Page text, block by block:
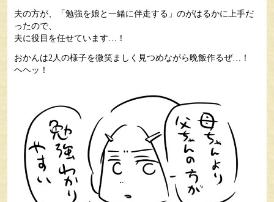
夫の方が、「勉強を娘と一緒に伴走する」のがはるかに上手だ
ったので、
夫に役目を任せています…！
おかんは2人の様子を微笑ましく見つめながら晩飯作るぜ…！
ヘヘッ！